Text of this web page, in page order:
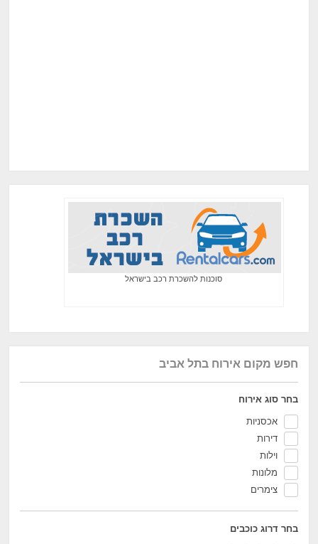
חפש מקום אירוח בתל אביב
בחר סוג אירוח
אכסניות
דירות
וילות
מלונות
צימרים
בחר דרוג כוכבים
סוכנות להשכרת רכב בישראל